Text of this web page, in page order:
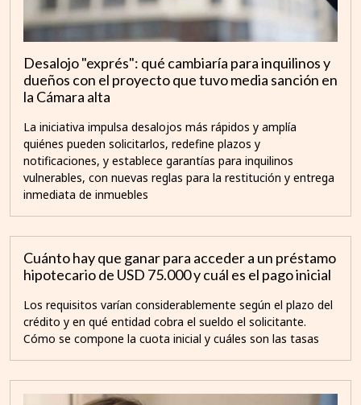
Desalojo "exprés": qué cambiaría para inquilinos y
dueños con el proyecto que tuvo media sanción en
la Cámara alta
La iniciativa impulsa desalojos más rápidos y amplía
quiénes pueden solicitarlos, redefine plazos y
notificaciones, y establece garantías para inquilinos
vulnerables, con nuevas reglas para la restitución y entrega
inmediata de inmuebles
Cuánto hay que ganar para acceder a un préstamo
hipotecario de USD 75.000 y cuál es el pago inicial
Los requisitos varían considerablemente según el plazo del
crédito y en qué entidad cobra el sueldo el solicitante.
Cómo se compone la cuota inicial y cuáles son las tasas